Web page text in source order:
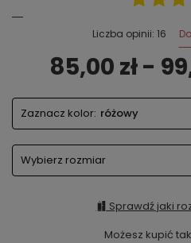
Liczba opinii: 16
85,00 zł -
Zaznacz kolor: różowy
Wybierz rozmiar
Sprawdź jaki
Możesz kupić